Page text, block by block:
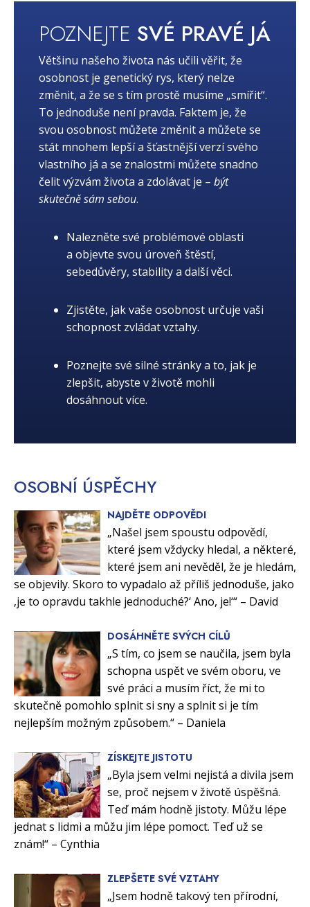
POZNEJTE SVÉ PRAVÉ JÁ
Většinu našeho života nás učili věřit, že
osobnost je genetický rys, který nelze
změnit, a že se s tím prostě musíme „smířit“.
To jednoduše není pravda. Faktem je, že
svou osobnost můžete změnit a můžete se
stát mnohem lepší a šťastnější verzí svého
vlastního já a se znalostmi můžete snadno
čelit výzvám života a zdolávat je – být
skutečně sám sebou.
Nalezněte své problémové oblasti
a objevte svou úroveň štěstí,
sebedůvěry, stability a další věci.
Zjistěte, jak vaše osobnost určuje vaši
schopnost zvládat vztahy.
Poznejte své silné stránky a to, jak je
zlepšit, abyste v životě mohli
dosáhnout více.
OSOBNÍ ÚSPĚCHY
NAJDĚTE ODPOVĚDI
„Našel jsem spoustu odpovědí,
které jsem vždycky hledal, a některé,
které jsem ani nevěděl, že je hledám,
se objevily. Skoro to vypadalo až příliš jednoduše, jako
‚je to opravdu takhle jednoduché?‘ Ano, je!‘“ – David
DOSÁHNĚTE SVÝCH CÍLŮ
„S tím, co jsem se naučila, jsem byla
schopna uspět ve svém oboru, ve
své práci a musím říct, že mi to
skutečně pomohlo splnit si sny a splnit si je tím
nejlepším možným způsobem.“ – Daniela
ZÍSKEJTE JISTOTU
„Byla jsem velmi nejistá a divila jsem
se, proč nejsem v životě úspěšná.
Teď mám hodně jistoty. Můžu lépe
jednat s lidmi a můžu jim lépe pomoct. Teď už se
znám!“ – Cynthia
ZLEPŠETE SVÉ VZTAHY
„Jsem hodně takový ten přírodní,